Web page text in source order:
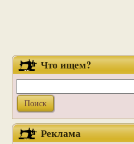
Что ищем?
Реклама